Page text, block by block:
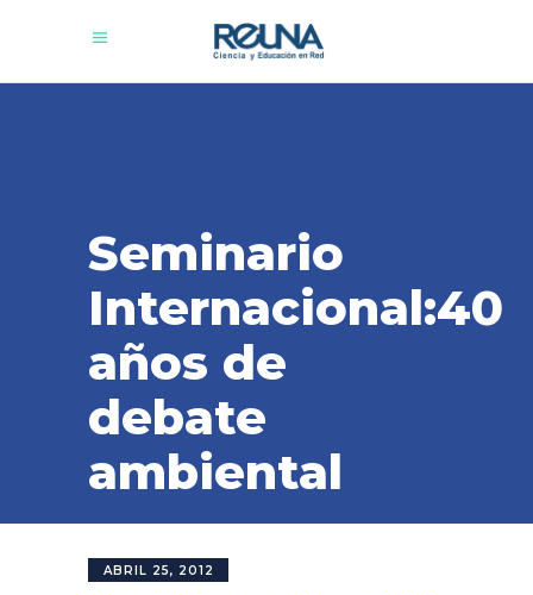
Seminario
Internacional:40
años de
debate
ambiental
ABRIL 25, 2012